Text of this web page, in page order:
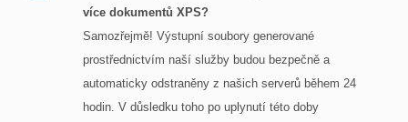
více dokumentů XPS?
Samozřejmě! Výstupní soubory generované
prostřednictvím naší služby budou bezpečně a
automaticky odstraněny z našich serverů během 24
hodin. V důsledku toho po uplynutí této doby